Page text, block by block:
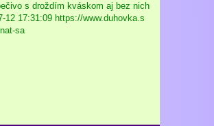
s droždím kváskom aj bez nich
12 17:31:09 https://www.duhovka.s
sa